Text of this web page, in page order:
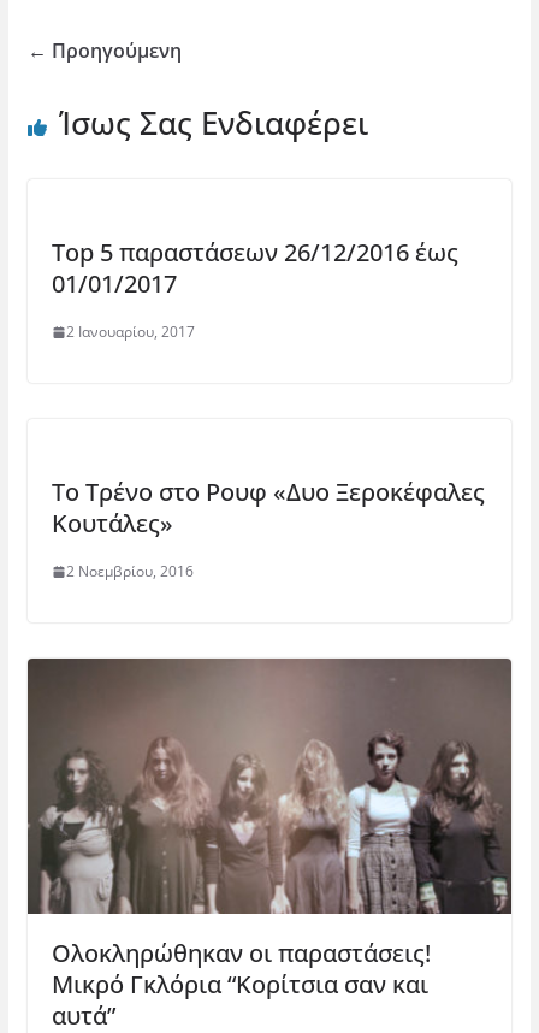
← Προηγούμενη
Ίσως Σας Ενδιαφέρει
Top 5 παραστάσεων 26/12/2016 έως
01/01/2017
2 Ιανουαρίου, 2017
Το Τρένο στο Ρουφ «Δυο Ξεροκέφαλες
Κουτάλες»
2 Νοεμβρίου, 2016
Ολοκληρώθηκαν οι παραστάσεις!
Μικρό Γκλόρια “Κορίτσια σαν και
αυτά”